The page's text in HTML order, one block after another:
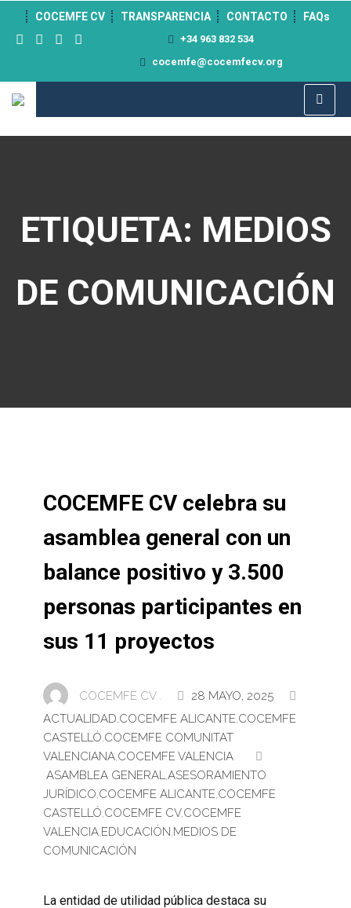
COCEMFE CV TRANSPARENCIA CONTACTO FAQs
+34 963 832 534
cocemfe@cocemfecv.org
ETIQUETA: MEDIOS
DE COMUNICACIÓN
COCEMFE CV celebra su
asamblea general con un
balance positivo y 3.500
personas participantes en
sus 11 proyectos
COCEMFE CV .
28 MAYO, 2025
ACTUALIDAD,COCEMFE ALICANTE,COCEMFE
CASTELLÓ,COCEMFE COMUNITAT
VALENCIANA,COCEMFE VALENCIA
ASAMBLEA GENERAL,ASESORAMIENTO
JURÍDICO,COCEMFE ALICANTE,COCEMFE
CASTELLÓ,COCEMFE CV,COCEMFE
VALENCIA,EDUCACIÓN,MEDIOS DE
COMUNICACIÓN
La entidad de utilidad pública destaca su